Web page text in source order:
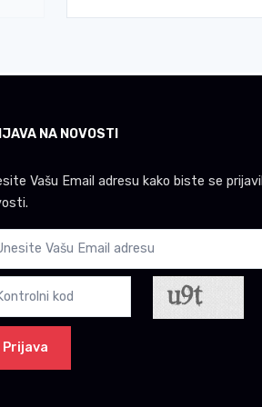
NA NOVOSTI
Vašu Email adresu kako biste se
Prijava